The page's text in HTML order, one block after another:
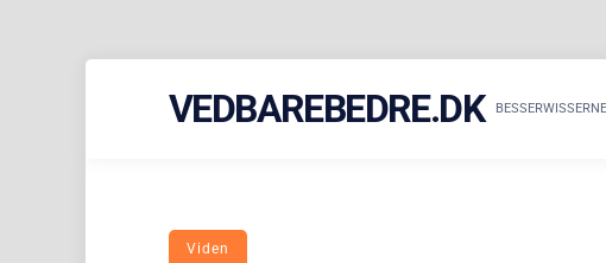
VEDBAREBEDRE.DK BESSERWISSERNE
Viden